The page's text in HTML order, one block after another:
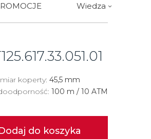
Stalowe
Tytanowe
Ceramiczne
Złote
Stalowe
Tytanowe
Ceramiczne
Brąz
Hilfiger
Glashütte
Wiedza
koperty: 45,5 mm
100 m / 10 ATM
do koszyka